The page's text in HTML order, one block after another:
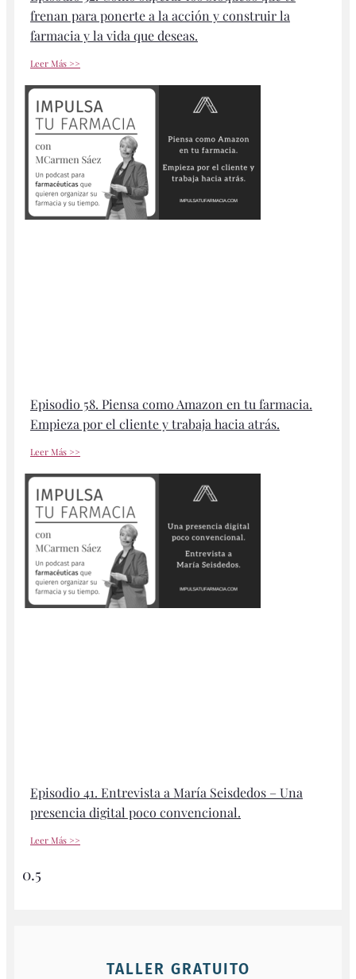
frenan para ponerte a la acción y construir la
farmacia y la vida que deseas.
Leer Más >>
Episodio 58. Piensa como Amazon en tu farmacia.
Empieza por el cliente y trabaja hacia atrás.
Leer Más >>
Episodio 41. Entrevista a María Seisdedos – Una
presencia digital poco convencional.
Leer Más >>
TALLER GRATUITO